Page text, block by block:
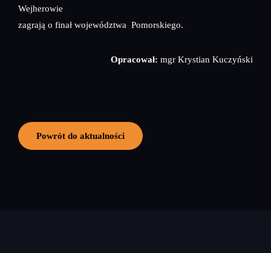
Wejherowie
zagrają o finał województwa Pomorskiego.
Opracował: mgr Krystian Kuczyński
Powrót do aktualności